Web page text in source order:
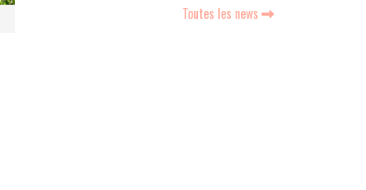
Toutes les news